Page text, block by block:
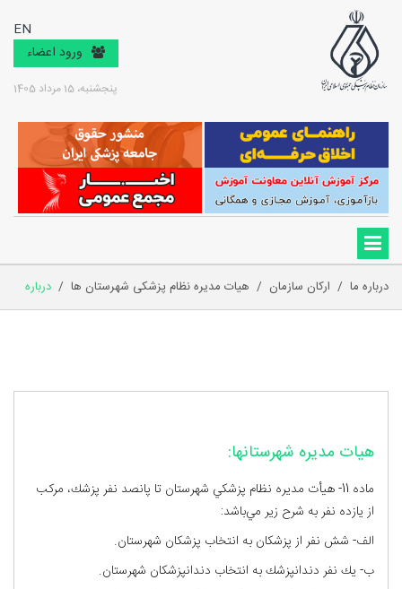
EN
ورود اعضاء
پنجشنبه، 15 مرداد 1405
درباره ما / ارکان سازمان / هیات مدیره نظام پزشکی شهرستان ها / درباره
هیات مدیره شهرستانها:
ماده 11- هيأت مديره نظام پزشكي شهرستان تا پانصد نفر پزشك، مركب
از يازده نفر به شرح زير مي‌باشد:
الف- شش نفر از پزشكان به انتخاب پزشكان شهرستان.
ب- يك نفر دندانپزشك به انتخاب دندانپزشكان شهرستان.